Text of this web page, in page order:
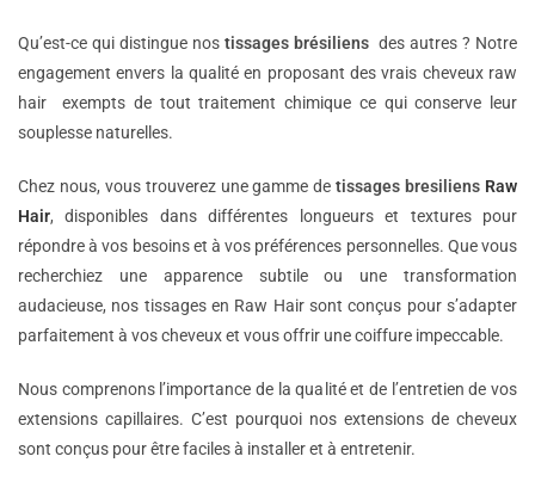
Qu’est-ce qui distingue nos tissages brésiliens des autres ? Notre
engagement envers la qualité en proposant des vrais cheveux raw
hair exempts de tout traitement chimique ce qui conserve leur
souplesse naturelles.
Chez nous, vous trouverez une gamme detissages bresiliens Raw
Hair, disponibles dans différentes longueurs et textures pour
répondre à vos besoins et à vos préférences personnelles. Que vous
recherchiez une apparence subtile ou une transformation
audacieuse, nos tissages en Raw Hair sont conçus pour s’adapter
parfaitement à vos cheveux et vous offrir une coiffure impeccable.
Nous comprenons l’importance de la qualité et de l’entretien de vos
extensions capillaires. C’est pourquoi nos extensions de cheveux
sont conçus pour être faciles à installer et à entretenir.